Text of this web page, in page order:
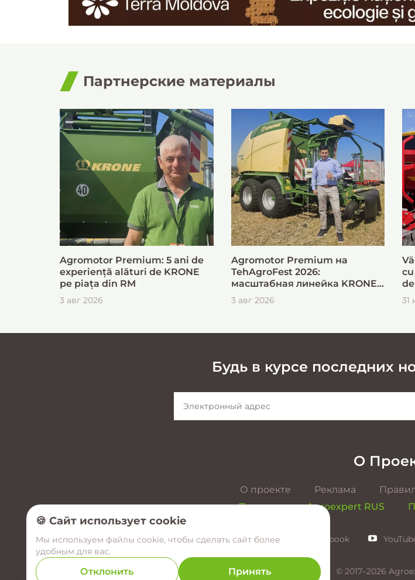
Партнерские материалы
Agromotor Premium: 5 ani de
experiență alături de KRONE
pe piața din RM
3 авг 2026
Agromotor Premium на
TehAgroFest 2026:
масштабная линейка KRONE
для быстрой и эффективной
заготовки кормов
3 авг 2026 31
Будь в курсе последних
О
О проекте Реклама
Презентация Agroexpert RUS
Facebook
© 2017–2026
🍪 Сайт использует cookie
Мы используем файлы cookie, чтобы сделать сайт более
удобным для вас.
Отклонить Принять